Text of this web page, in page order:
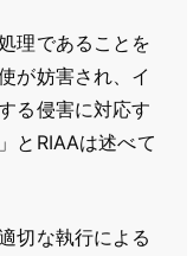
理であることを
が妨害され、イ
る侵害に対応す
とRIAAは述べて
切な執行による